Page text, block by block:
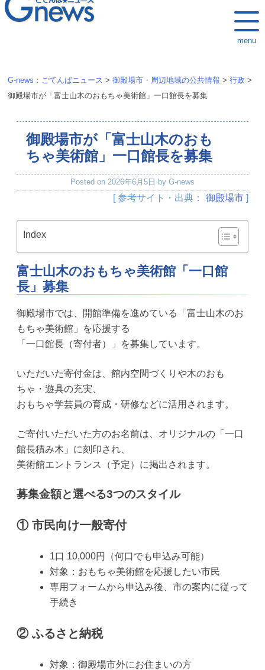
menu
G-news：ごてんばニュース > 御殿場市・周辺地域の公共情報 > 行政 >
御殿場市が「富士山木のおもちゃ美術館」一口館長を募集
御殿場市が「富士山木のおも
ちゃ美術館」一口館長を募集
Posted on 2026年6月5日 by G-news
[ 参考サイト・出典： 御殿場市 ]
Index
富士山木のおもちゃ美術館「一口館
長」募集
御殿場市では、開館準備を進めている「富士山木のお
もちゃ美術館」を応援する
「一口館長（寄付者）」を募集しています。
いただいた寄付金は、館内空間づくりや木のおも
ちゃ・遊具の充実、
おもちゃ学芸員の育成・研修などに活用されます。
ご寄付いただいた方のお名前は、オリジナルの「一口
館長積み木」に刻印され、
美術館エントランス（予定）に掲出されます。
募集金額と選べる3つのスタイル
① 市民向け一般寄付
1口 10,000円（何口でも申込み可能）
対象：おもちゃ美術館を応援したい市民
専用フォームから申込み後、市の案内に従って
手続き
② ふるさと納税
対象：御殿場市外にお住まいの方